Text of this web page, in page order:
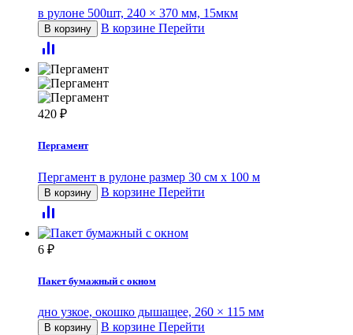
в рулоне 500шт, 240 × 370 мм, 15мкм
В корзину В корзине Перейти
420 ₽
Пергамент
Пергамент в рулоне размер 30 см х 100 м
В корзину В корзине Перейти
6 ₽
Пакет бумажный с окном
дно узкое, окошко дышащее, 260 × 115 мм
В корзину В корзине Перейти